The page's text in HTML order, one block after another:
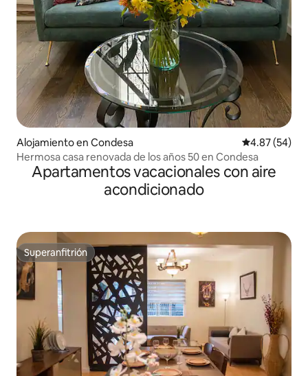
Alojamiento en Condesa Calificación
4.87 (54)
Hermosa casa renovada de los años 50 en Condesa
Apartamentos vacacionales con aire
acondicionado
Superanfitrión
Superanfitrión